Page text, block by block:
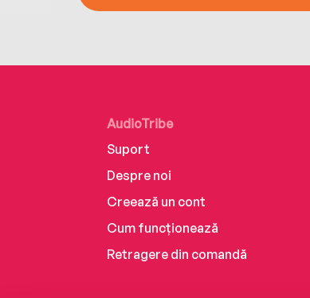
AudioTribe
Suport
Despre noi
Creează un cont
Cum funcționează
Retragere din comandă